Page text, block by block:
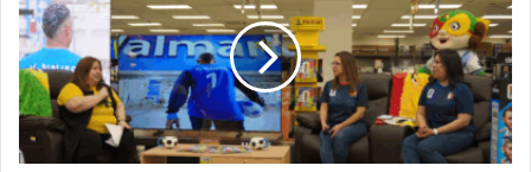
la
cancha
para
que
las
familias
disfruten